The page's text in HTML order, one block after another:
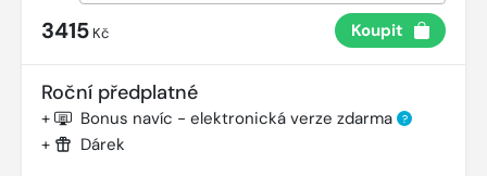
3415 Kč Koupit
Roční předplatné
+ Bonus navíc - elektronická verze zdarma ?
+ Dárek